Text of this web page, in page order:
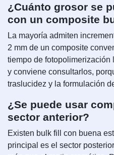
¿Cuánto grosor se
con un composite
La mayoría admiten
2 mm de un composite
tiempo de
y conviene consultarlos,
traslucidez y la formulación
¿Se puede usar
sector anterior?
Existen bulk fill con buena
principal es el sector